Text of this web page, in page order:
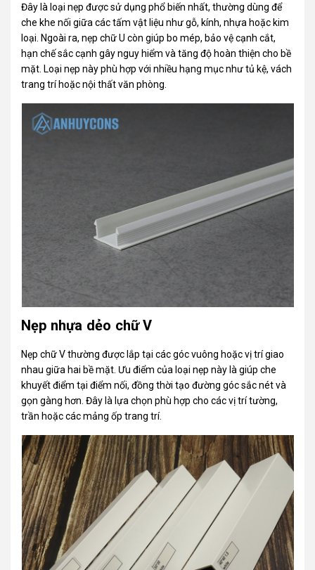
Đây là loại nẹp được sử dụng phổ biến nhất, thường dùng để
che khe nối giữa các tấm vật liệu như gỗ, kính, nhựa hoặc kim
loại. Ngoài ra, nẹp chữ U còn giúp bo mép, bảo vệ cạnh cắt,
hạn chế sắc cạnh gây nguy hiểm và tăng độ hoàn thiện cho bề
mặt. Loại nẹp này phù hợp với nhiều hạng mục như tủ kệ, vách
trang trí hoặc nội thất văn phòng.
Nẹp nhựa dẻo chữ V
Nẹp chữ V thường được lắp tại các góc vuông hoặc vị trí giao
nhau giữa hai bề mặt. Ưu điểm của loại nẹp này là giúp che
khuyết điểm tại điểm nối, đồng thời tạo đường góc sắc nét và
gọn gàng hơn. Đây là lựa chọn phù hợp cho các vị trí tường,
trần hoặc các mảng ốp trang trí.